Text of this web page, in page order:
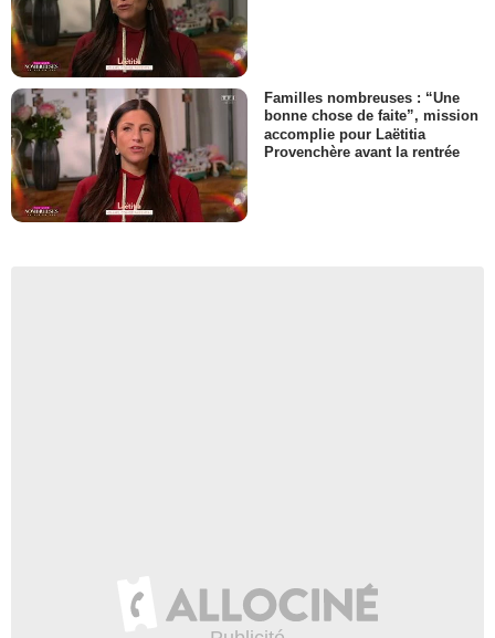
Familles nombreuses : “Une
bonne chose de faite”, mission
accomplie pour Laëtitia
Provenchère avant la rentrée